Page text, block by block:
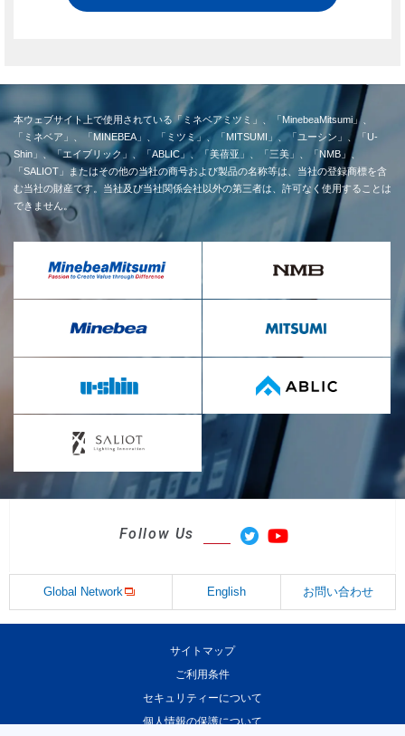
本ウェブサイト上で使用されている「ミネベアミツミ」、「MinebeaMitsumi」、
「ミネベア」、「MINEBEA」、「ミツミ」、「MITSUMI」、「ユーシン」、「U-
Shin」、「エイブリック」、「ABLIC」、「美蓓亚」、「三美」、「NMB」、
「SALIOT」またはその他の当社の商号および製品の名称等は、当社の登録商標を含
む当社の財産です。当社及び当社関係会社以外の第三者は、許可なく使用することは
できません。
Follow Us
Global Network English お問い合わせ
サイトマップ
ご利用条件
セキュリティーについて
個人情報の保護について